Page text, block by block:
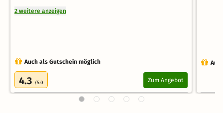
2 weitere anzeigen
Auch als Gutschein möglich
4.3 /5.0 Zum Angebot